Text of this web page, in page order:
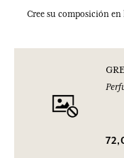
Cree su composición